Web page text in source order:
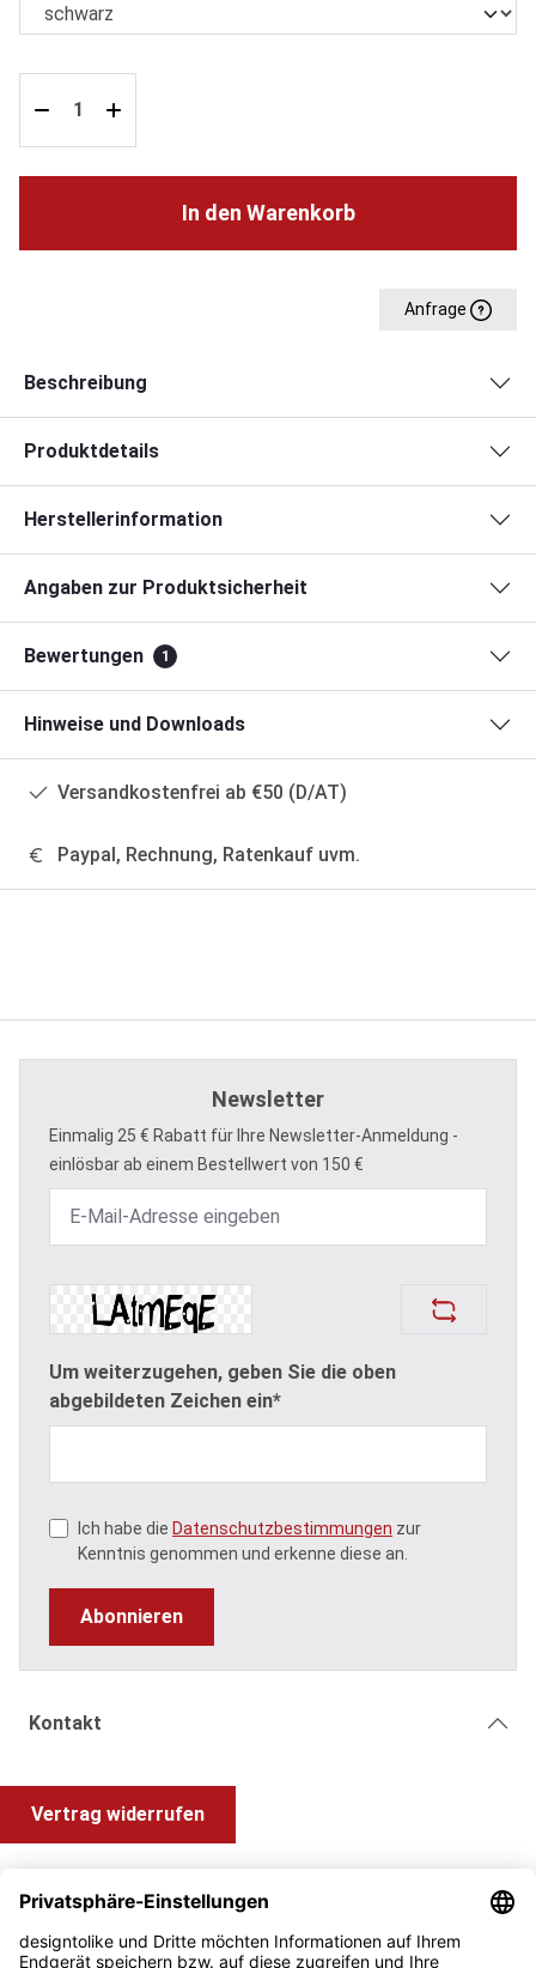
In den Warenkorb
Anfrage
Beschreibung
Produktdetails
Herstellerinformation
Angaben zur Produktsicherheit
Bewertungen 1
Hinweise und Downloads
Versandkostenfrei ab €50 (D/AT)
Paypal, Rechnung, Ratenkauf uvm.
Newsletter
Einmalig 25 € Rabatt für Ihre Newsletter-Anmeldung -
einlösbar ab einem Bestellwert von 150 €
Um weiterzugehen, geben Sie die oben
abgebildeten Zeichen ein*
Ich habe die Datenschutzbestimmungen zur
Kenntnis genommen und erkenne diese an.
Abonnieren
Kontakt
Vertrag widerrufen
Information und Impressum